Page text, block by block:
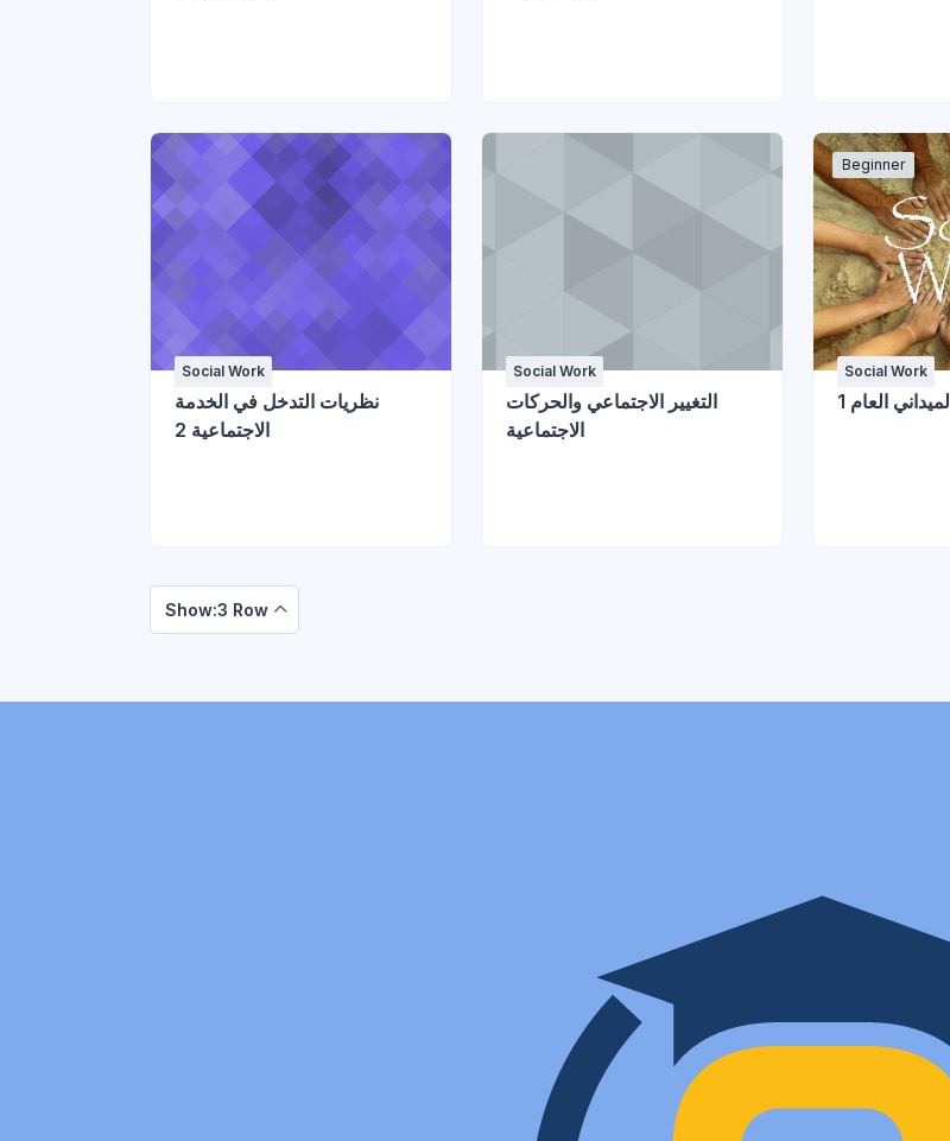
Social Work
نظريات التدخل في الخدمة
الاجتماعية 2
Social Work
التغيير الاجتماعي والحركات
الاجتماعية
Beginner
Social Work
العام 1
Show:3 Row